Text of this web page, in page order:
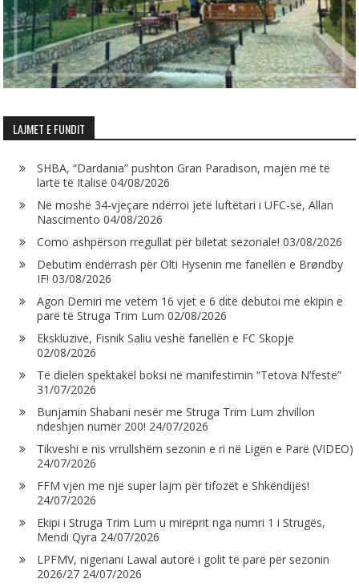
LAJMET E FUNDIT
SHBA, “Dardania” pushton Gran Paradison, majën më të
lartë të Italisë 04/08/2026
Në moshë 34-vjeçare ndërroi jetë luftëtari i UFC-së, Allan
Nascimento 04/08/2026
Como ashpërson rregullat për biletat sezonale! 03/08/2026
Debutim ëndërrash për Olti Hysenin me fanellën e Brøndby
IF! 03/08/2026
Agon Demiri me vetëm 16 vjet e 6 ditë debutoi me ekipin e
parë të Struga Trim Lum 02/08/2026
Ekskluzive, Fisnik Saliu veshë fanellën e FC Skopje
02/08/2026
Të dielën spektakël boksi në manifestimin “Tetova N’festë”
31/07/2026
Bunjamin Shabani nesër me Struga Trim Lum zhvillon
ndeshjen numër 200! 24/07/2026
Tikveshi e nis vrrullshëm sezonin e ri në Ligën e Parë (VIDEO)
24/07/2026
FFM vjen me një super lajm për tifozët e Shkëndijës!
24/07/2026
Ekipi i Struga Trim Lum u mirëprit nga numri 1 i Strugës,
Mendi Qyra 24/07/2026
LPFMV, nigeriani Lawal autorë i golit të parë për sezonin
2026/27 24/07/2026